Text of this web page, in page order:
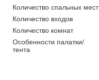
Количество спальных мест
Количество входов
Количество комнат
Особенности палатки/
тента